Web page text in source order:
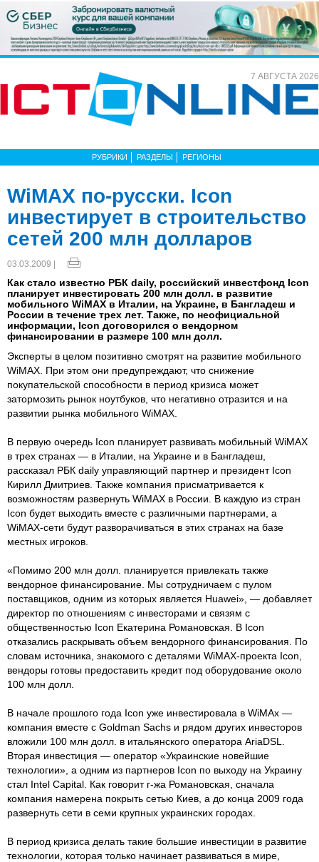
7 АВГУСТА 2026
РУБРИКИ РАЗДЕЛЫ РЕГИОНЫ
WiMAX по-русски. Icon
инвестирует в строительство
сетей 200 млн долларов
03.03.2009 |
Как стало известно РБК daily, российский инвестфонд Icon
планирует инвестировать 200 млн долл. в развитие
мобильного WiMAX в Италии, на Украине, в Бангладеш и
России в течение трех лет. Также, по неофициальной
информации, Icon договорился о вендорном
финансировании в размере 100 млн долл.
Эксперты в целом позитивно смотрят на развитие мобильного
WiMAX. При этом они предупреждают, что снижение
покупательской способности в период кризиса может
затормозить рынок ноутбуков, что негативно отразится и на
развитии рынка мобильного WiMAX.
В первую очередь Icon планирует развивать мобильный WiMAX
в трех странах — в Италии, на Украине и в Бангладеш,
рассказал РБК daily управляющий партнер и президент Icon
Кирилл Дмитриев. Также компания присматривается к
возможностям развернуть WiMAX в России. В каждую из стран
Icon будет выходить вместе с различными партнерами, а
WiMAX-сети будут разворачиваться в этих странах на базе
местных игроков.
«Помимо 200 млн долл. планируется привлекать также
вендорное финансирование. Мы сотрудничаем с пулом
поставщиков, одним из которых является Huawei», — добавляет
директор по отношениям с инвесторами и связям с
общественностью Icon Екатерина Романовская. В Icon
отказались раскрывать объем вендорного финансирования. По
словам источника, знакомого с деталями WiMAX-проекта Icon,
вендоры готовы предоставить кредит под оборудование около
100 млн долл.
В начале прошлого года Icon уже инвестировала в WiMAx —
компания вместе с Goldman Sachs и рядом других инвесторов
вложили 100 млн долл. в итальянского оператора AriaDSL.
Вторая инвестиция — оператор «Украинские новейшие
технологии», а одним из партнеров Icon по выходу на Украину
стал Intel Capital. Как говорит г-жа Романовская, сначала
компания намерена покрыть сетью Киев, а до конца 2009 года
развернуть сети в семи крупных украинских городах.
В период кризиса делать такие большие инвестиции в развитие
технологии, которая только начинает развиваться в мире,